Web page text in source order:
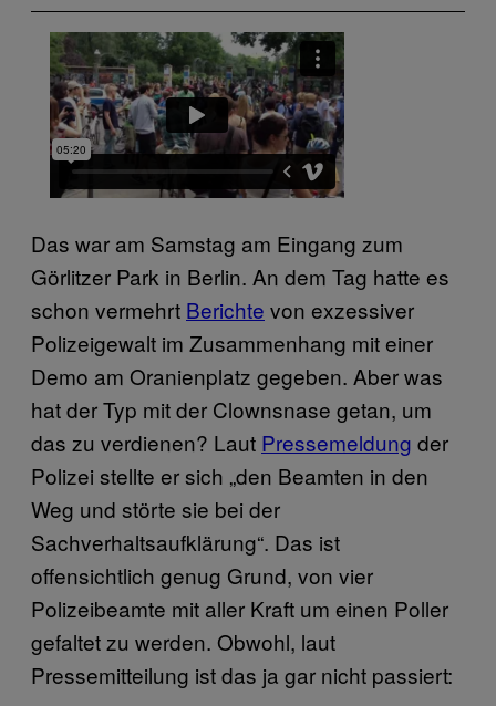
Das war am Samstag am Eingang zum
Görlitzer Park in Berlin. An dem Tag hatte es
schon vermehrt Berichte von exzessiver
Polizeigewalt im Zusammenhang mit einer
Demo am Oranienplatz gegeben. Aber was
hat der Typ mit der Clownsnase getan, um
das zu verdienen? Laut Pressemeldung der
Polizei stellte er sich „den Beamten in den
Weg und störte sie bei der
Sachverhaltsaufklärung“. Das ist
offensichtlich genug Grund, von vier
Polizeibeamte mit aller Kraft um einen Poller
gefaltet zu werden. Obwohl, laut
Pressemitteilung ist das ja gar nicht passiert: